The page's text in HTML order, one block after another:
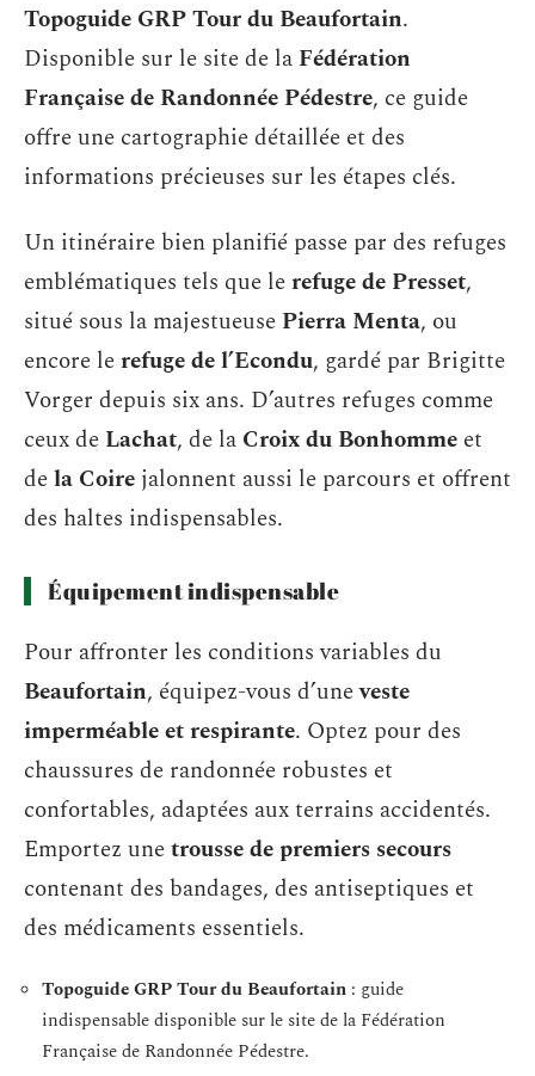
Topoguide GRP Tour du Beaufortain.
Disponible sur le site de la Fédération
Française de Randonnée Pédestre, ce guide
offre une cartographie détaillée et des
informations précieuses sur les étapes clés.
Un itinéraire bien planifié passe par des refuges
emblématiques tels que lerefuge de Presset,
situé sous la majestueuse Pierra Menta, ou
encore lerefuge de l’Econdu, gardé par Brigitte
Vorger depuis six ans. D’autres refuges comme
ceux de Lachat, de la Croix du Bonhomme et
dela Coire jalonnent aussi le parcours et offrent
des haltes indispensables.
Équipement indispensable
Pour affronter les conditions variables du
Beaufortain, équipez-vous d’uneveste
imperméable et respirante. Optez pour des
chaussures de randonnée robustes et
confortables, adaptées aux terrains accidentés.
Emportez unetrousse de premiers secours
contenant des bandages, des antiseptiques et
des médicaments essentiels.
Topoguide GRP Tour du Beaufortain : guide
indispensable disponible sur le site de la Fédération
Française de Randonnée Pédestre.